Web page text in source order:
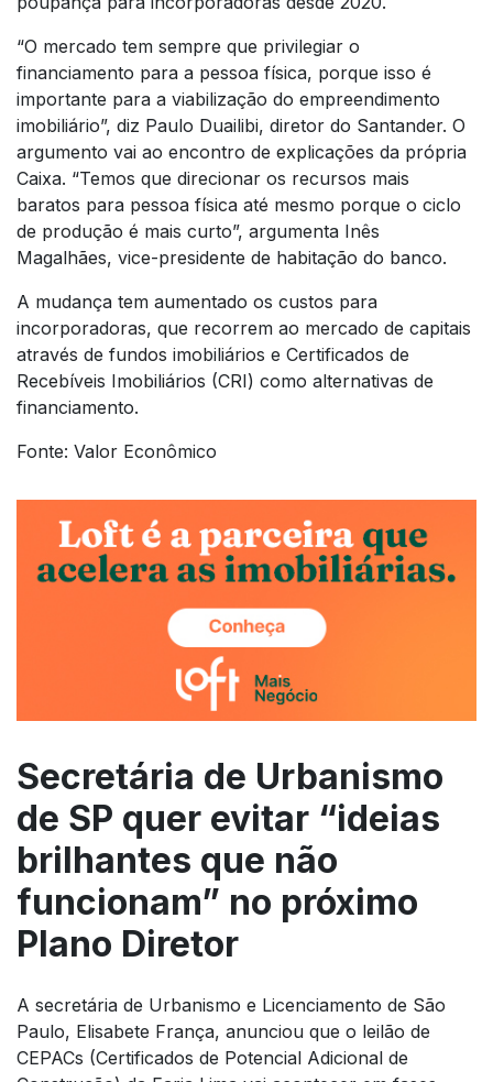
“O mercado tem sempre que privilegiar o
financiamento para a pessoa física, porque isso é
importante para a viabilização do empreendimento
imobiliário”, diz Paulo Duailibi, diretor do Santander. O
argumento vai ao encontro de explicações da própria
Caixa. “Temos que direcionar os recursos mais
baratos para pessoa física até mesmo porque o ciclo
de produção é mais curto”, argumenta Inês
Magalhães, vice-presidente de habitação do banco.
A mudança tem aumentado os custos para
incorporadoras, que recorrem ao mercado de capitais
através de fundos imobiliários e Certificados de
Recebíveis Imobiliários (CRI) como alternativas de
financiamento.
Fonte: Valor Econômico
Secretária de Urbanismo
de SP quer evitar “ideias
brilhantes que não
funcionam” no próximo
Plano Diretor
A secretária de Urbanismo e Licenciamento de São
Paulo, Elisabete França, anunciou que o leilão de
CEPACs (Certificados de Potencial Adicional de